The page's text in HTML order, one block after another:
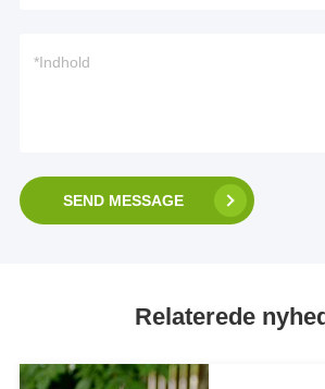
SEND MESSAGE
Relaterede